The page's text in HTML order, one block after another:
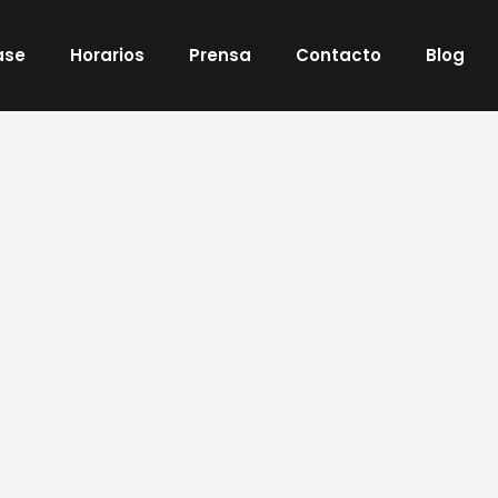
Horarios Prensa Contacto Blog